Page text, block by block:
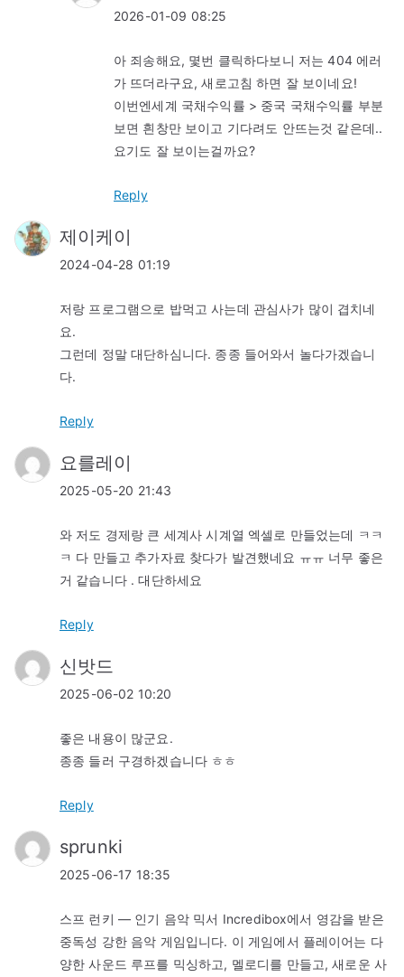
2026-01-09 08:25
아 죄송해요, 몇번 클릭하다보니 저는 404 에러
가 뜨더라구요, 새로고침 하면 잘 보이네요!
이번엔세계 국채수익률 > 중국 국채수익률 부분
보면 흰창만 보이고 기다려도 안뜨는것 같은데..
요기도 잘 보이는걸까요?
Reply
제이케이
2024-04-28 01:19
저랑 프로그램으로 밥먹고 사는데 관심사가 많이 겹치네
요.
그런데 정말 대단하심니다. 종종 들어와서 놀다가겠습니
다.
Reply
요를레이
2025-05-20 21:43
와 저도 경제랑 큰 세계사 시계열 엑셀로 만들었는데 ㅋㅋ
ㅋ 다 만들고 추가자료 찾다가 발견했네요 ㅠㅠ 너무 좋은
거 같습니다 . 대단하세요
Reply
신밧드
2025-06-02 10:20
좋은 내용이 많군요.
종종 들러 구경하겠습니다 ㅎㅎ
Reply
sprunki
2025-06-17 18:35
스프 런키 — 인기 음악 믹서 Incredibox에서 영감을 받은
중독성 강한 음악 게임입니다. 이 게임에서 플레이어는 다
양한 사운드 루프를 믹싱하고, 멜로디를 만들고, 새로운 사